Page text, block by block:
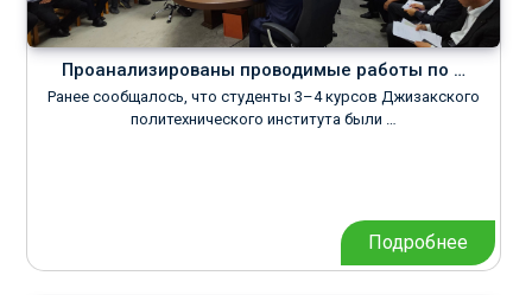
Проанализированы проводимые работы по …
Ранее сообщалось, что студенты 3–4 курсов Джизакского
политехнического института были …
Подробнее